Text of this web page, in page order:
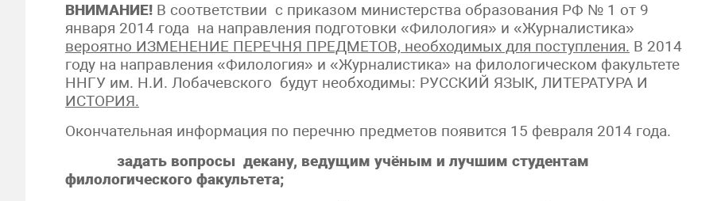
ВНИМАНИЕ! В соответствии с приказом министерства образования РФ № 1 от 9
января 2014 года на направления подготовки «Филология» и «Журналистика»
вероятно ИЗМЕНЕНИЕ ПЕРЕЧНЯ ПРЕДМЕТОВ, необходимых для поступления. В 2014
году на направления «Филология» и «Журналистика» на филологическом факультете
ННГУ им. Н.И. Лобачевского будут необходимы: РУССКИЙ ЯЗЫК, ЛИТЕРАТУРА И
ИСТОРИЯ.
Окончательная информация по перечню предметов появится 15 февраля 2014 года.
задать вопросы декану, ведущим учёным и лучшим студентам
филологического факультета;